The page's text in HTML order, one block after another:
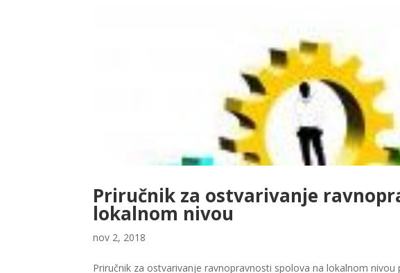
Priručnik za ostvarivanje
lokalnom nivou
nov 2, 2018
Priručnik za ostvarivanje ravnopravnosti spolova na lokalnom